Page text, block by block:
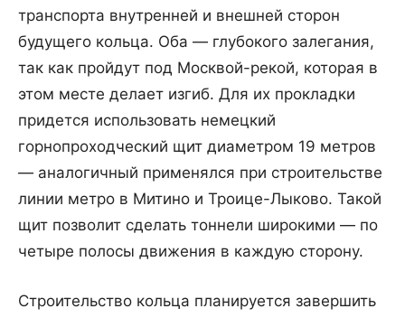
транспорта внутренней и внешней сторон
будущего кольца. Оба — глубокого залегания,
так как пройдут под Москвой-рекой, которая в
этом месте делает изгиб. Для их прокладки
придется использовать немецкий
горнопроходческий щит диаметром 19 метров
— аналогичный применялся при строительстве
линии метро в Митино и Троице-Лыково. Такой
щит позволит сделать тоннели широкими — по
четыре полосы движения в каждую сторону.
Строительство кольца планируется завершить